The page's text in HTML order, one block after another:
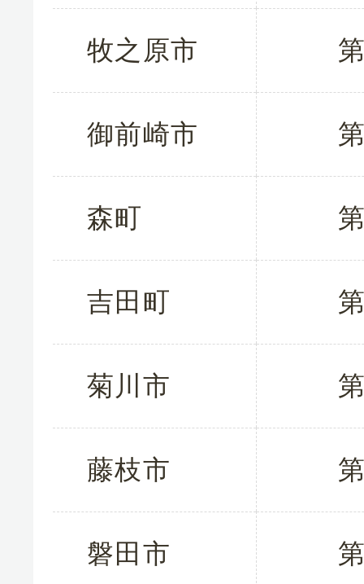
牧之原市
御前崎市
森町
吉田町
菊川市
藤枝市
磐田市